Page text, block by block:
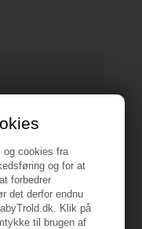
og cookies fra
og for at
forbedrer
det derfor endnu
Klik på
til brugen af